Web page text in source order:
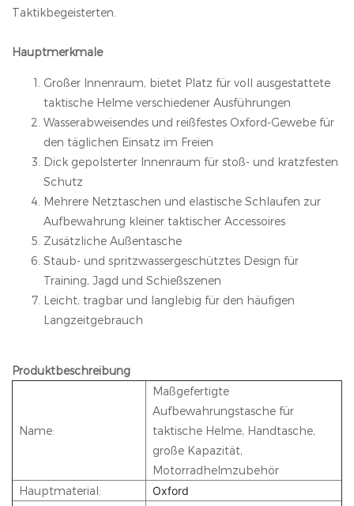
Taktikbegeisterten.
Hauptmerkmale
Großer Innenraum, bietet Platz für voll ausgestattete
taktische Helme verschiedener Ausführungen
Wasserabweisendes und reißfestes Oxford-Gewebe für
den täglichen Einsatz im Freien
Dick gepolsterter Innenraum für stoß- und kratzfesten
Schutz
Mehrere Netztaschen und elastische Schlaufen zur
Aufbewahrung kleiner taktischer Accessoires
Zusätzliche Außentasche
Staub- und spritzwassergeschütztes Design für
Training, Jagd und Schießszenen
Leicht, tragbar und langlebig für den häufigen
Langzeitgebrauch
Produktbeschreibung
Name:
Maßgefertigte
Aufbewahrungstasche für
taktische Helme, Handtasche,
große Kapazität,
Motorradhelmzubehör
Hauptmaterial:
Oxford